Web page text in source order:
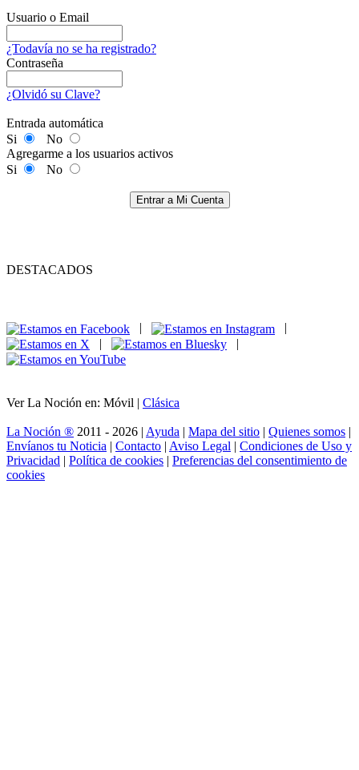
Usuario o Email
¿Todavía no se ha registrado?
Contraseña
¿Olvidó su Clave?
Entrada automática
Si
No
Agregarme a los usuarios activos
Si
No
Entrar a Mi Cuenta
DESTACADOS
|
|
Ver La Noción en: Móvil | Clásica
La Noción ® 2011 - 2026 | Ayuda | Mapa del sitio | Quienes somos |
Envíanos tu Noticia | Contacto | Aviso Legal | Condiciones de Uso y
Privacidad | Política de cookies | Preferencias del consentimiento de
cookies